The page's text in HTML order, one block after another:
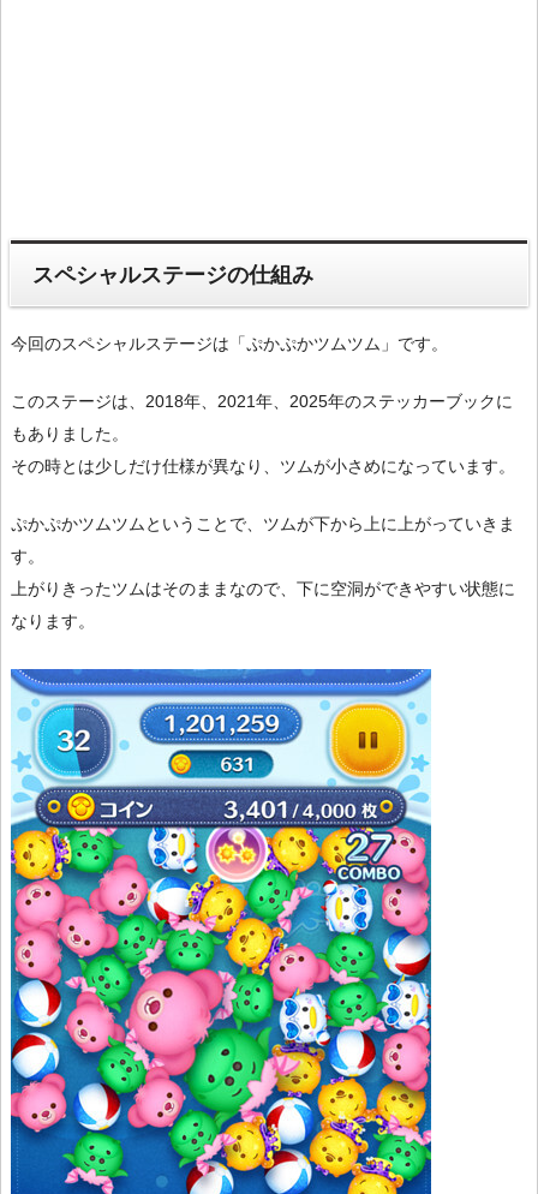
スペシャルステージの仕組み
今回のスペシャルステージは「ぷかぷかツムツム」です。
このステージは、2018年、2021年、2025年のステッカーブックに
もありました。
その時とは少しだけ仕様が異なり、ツムが小さめになっています。
ぷかぷかツムツムということで、ツムが下から上に上がっていきま
す。
上がりきったツムはそのままなので、下に空洞ができやすい状態に
なります。